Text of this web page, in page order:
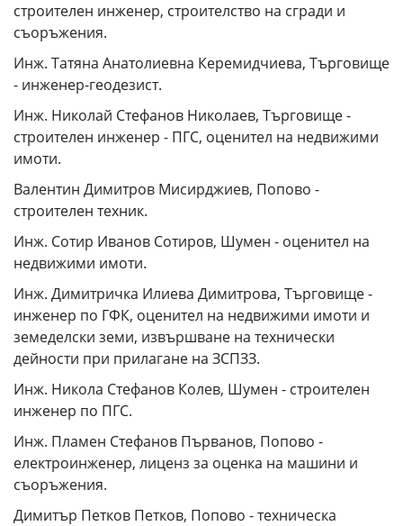
строителен инженер, строителство на сгради и
съоръжения.
Инж. Татяна Анатолиевна Керемидчиева, Търговище
- инженер-геодезист.
Инж. Николай Стефанов Николаев, Търговище -
строителен инженер - ПГС, оценител на недвижими
имоти.
Валентин Димитров Мисирджиев, Попово -
строителен техник.
Инж. Сотир Иванов Сотиров, Шумен - оценител на
недвижими имоти.
Инж. Димитричка Илиева Димитрова, Търговище -
инженер по ГФК, оценител на недвижими имоти и
земеделски земи, извършване на технически
дейности при прилагане на ЗСПЗЗ.
Инж. Никола Стефанов Колев, Шумен - строителен
инженер по ПГС.
Инж. Пламен Стефанов Първанов, Попово -
електроинженер, лиценз за оценка на машини и
съоръжения.
Димитър Петков Петков, Попово - техническа